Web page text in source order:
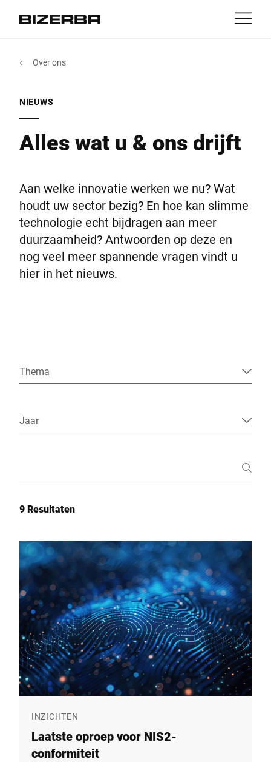
Service
Over ons
MyBizerba
Amerika
Australië
Afrika
Wereldwijde website
Over ons
NIEUWS
Alles wat u & ons drijft
Aan welke innovatie werken we nu? Wat
houdt uw sector bezig? En hoe kan slimme
technologie echt bijdragen aan meer
duurzaamheid? Antwoorden op deze en
nog veel meer spannende vragen vindt u
hier in het nieuws.
Thema
Jaar
9 Resultaten
INZICHTEN
Laatste oproep voor NIS2-
conformiteit